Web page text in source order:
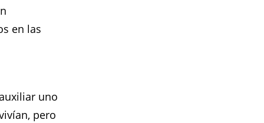
en las
uno
pero